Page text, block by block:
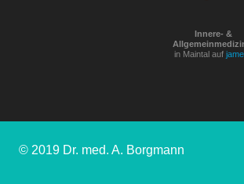
Innere- &
in Maintal auf
© 2019 Dr. med. A. Borgmann